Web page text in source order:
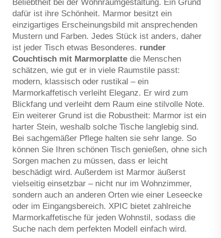
Beliebtheit bei der Wohnraumgestaltung. Ein Grund
dafür ist ihre Schönheit. Marmor besitzt ein
einzigartiges Erscheinungsbild mit ansprechenden
Mustern und Farben. Jedes Stück ist anders, daher
ist jeder Tisch etwas Besonderes. runder
Couchtisch mit Marmorplatte die Menschen
schätzen, wie gut er in viele Raumstile passt:
modern, klassisch oder rustikal – ein
Marmorkaffetisch verleiht Eleganz. Er wird zum
Blickfang und verleiht dem Raum eine stilvolle Note.
Ein weiterer Grund ist die Robustheit: Marmor ist ein
harter Stein, weshalb solche Tische langlebig sind.
Bei sachgemäßer Pflege halten sie sehr lange. So
können Sie Ihren schönen Tisch genießen, ohne sich
Sorgen machen zu müssen, dass er leicht
beschädigt wird. Außerdem ist Marmor äußerst
vielseitig einsetzbar – nicht nur im Wohnzimmer,
sondern auch an anderen Orten wie einer Leseecke
oder im Eingangsbereich. XPIC bietet zahlreiche
Marmorkaffetische für jeden Wohnstil, sodass die
Suche nach dem perfekten Modell einfach wird.